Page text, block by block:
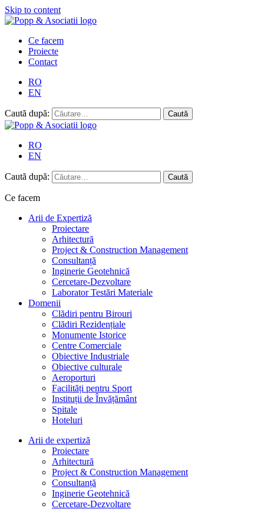
Skip to content
Ce facem
Proiecte
Contact
RO
EN
Caută după:
RO
EN
Caută după:
Ce facem
Arii de Expertiză
Proiectare
Arhitectură
Project & Construction Management
Consultanță
Inginerie Geotehnică
Cercetare-Dezvoltare
Laborator Testări Materiale
Domenii
Clădiri pentru Birouri
Clădiri Rezidențiale
Monumente Istorice
Centre Comerciale
Obiective Industriale
Obiective culturale
Aeroporturi
Facilități pentru Sport
Instituții de Învățământ
Spitale
Hoteluri
Arii de expertiză
Proiectare
Arhitectură
Project & Construction Management
Consultanță
Inginerie Geotehnică
Cercetare-Dezvoltare